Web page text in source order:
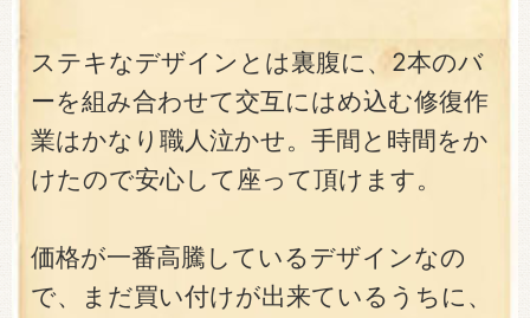
ステキなデザインとは裏腹に、2本のバ
ーを組み合わせて交互にはめ込む修復作
業はかなり職人泣かせ。手間と時間をか
けたので安心して座って頂けます。
価格が一番高騰しているデザインなの
で、まだ買い付けが出来ているうちに、